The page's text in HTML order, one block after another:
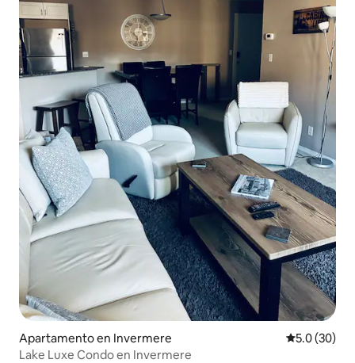
Apartamento en Invermere Calificación
5.0 (30)
Lake Luxe Condo en Invermere